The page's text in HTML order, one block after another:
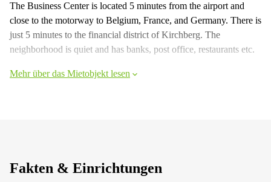
The Business Center is located 5 minutes from the airport and
close to the motorway to Belgium, France, and Germany. There is
just 5 minutes to the financial district of Kirchberg. The
neighborhood is quiet and has banks, post office, restaurants etc.
Mehr über das Mietobjekt lesen
Fakten & Einrichtungen